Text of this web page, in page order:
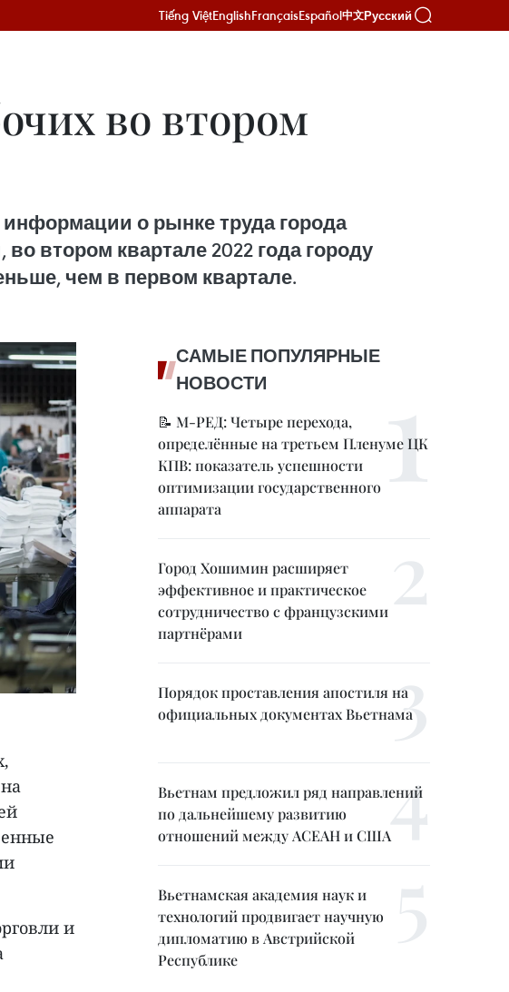
Tiếng ViệtEnglishFrançaisEspañol中文Русский
во втором
информации о рынке труда города
втором квартале 2022 года городу
чем в первом квартале.
и
САМЫЕ ПОПУЛЯРНЫЕ
НОВОСТИ
📝 М-РЕД: Четыре перехода,
определённые на третьем Пленуме ЦК
КПВ: показатель успешности
оптимизации государственного
аппарата
Город Хошимин расширяет
эффективное и практическое
сотрудничество с французскими
партнёрами
Порядок проставления апостиля на
официальных документах Вьетнама
Вьетнам предложил ряд направлений
по дальнейшему развитию
отношений между АСЕАН и США
Вьетнамская академия наук и
технологий продвигает научную
дипломатию в Австрийской
Республике